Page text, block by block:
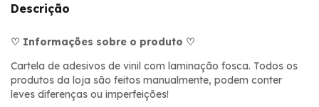
Descrição
♡ Informações sobre o produto ♡
Cartela de adesivos de vinil com laminação fosca. Todos os
produtos da loja são feitos manualmente, podem conter
leves diferenças ou imperfeições!